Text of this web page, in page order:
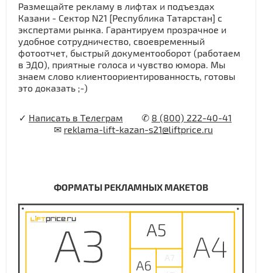
Размещайте рекламу в лифтах и подъездах
Казани - Сектор N21 [Республика Татарстан] с
экспертами рынка. Гарантируем прозрачное и
удобное сотрудничество, своевременный
фотоотчет, быстрый документооборот (работаем
в ЭДО), приятные голоса и чувство юмора. Мы
знаем слово клиентоориентированность, готовы
это доказать ;-)
✓ Написать в Телеграм ✆ 8 (800) 222-40-41
✉ reklama-lift-kazan-s21@liftprice.ru
ФОРМАТЫ РЕКЛАМНЫХ МАКЕТОВ